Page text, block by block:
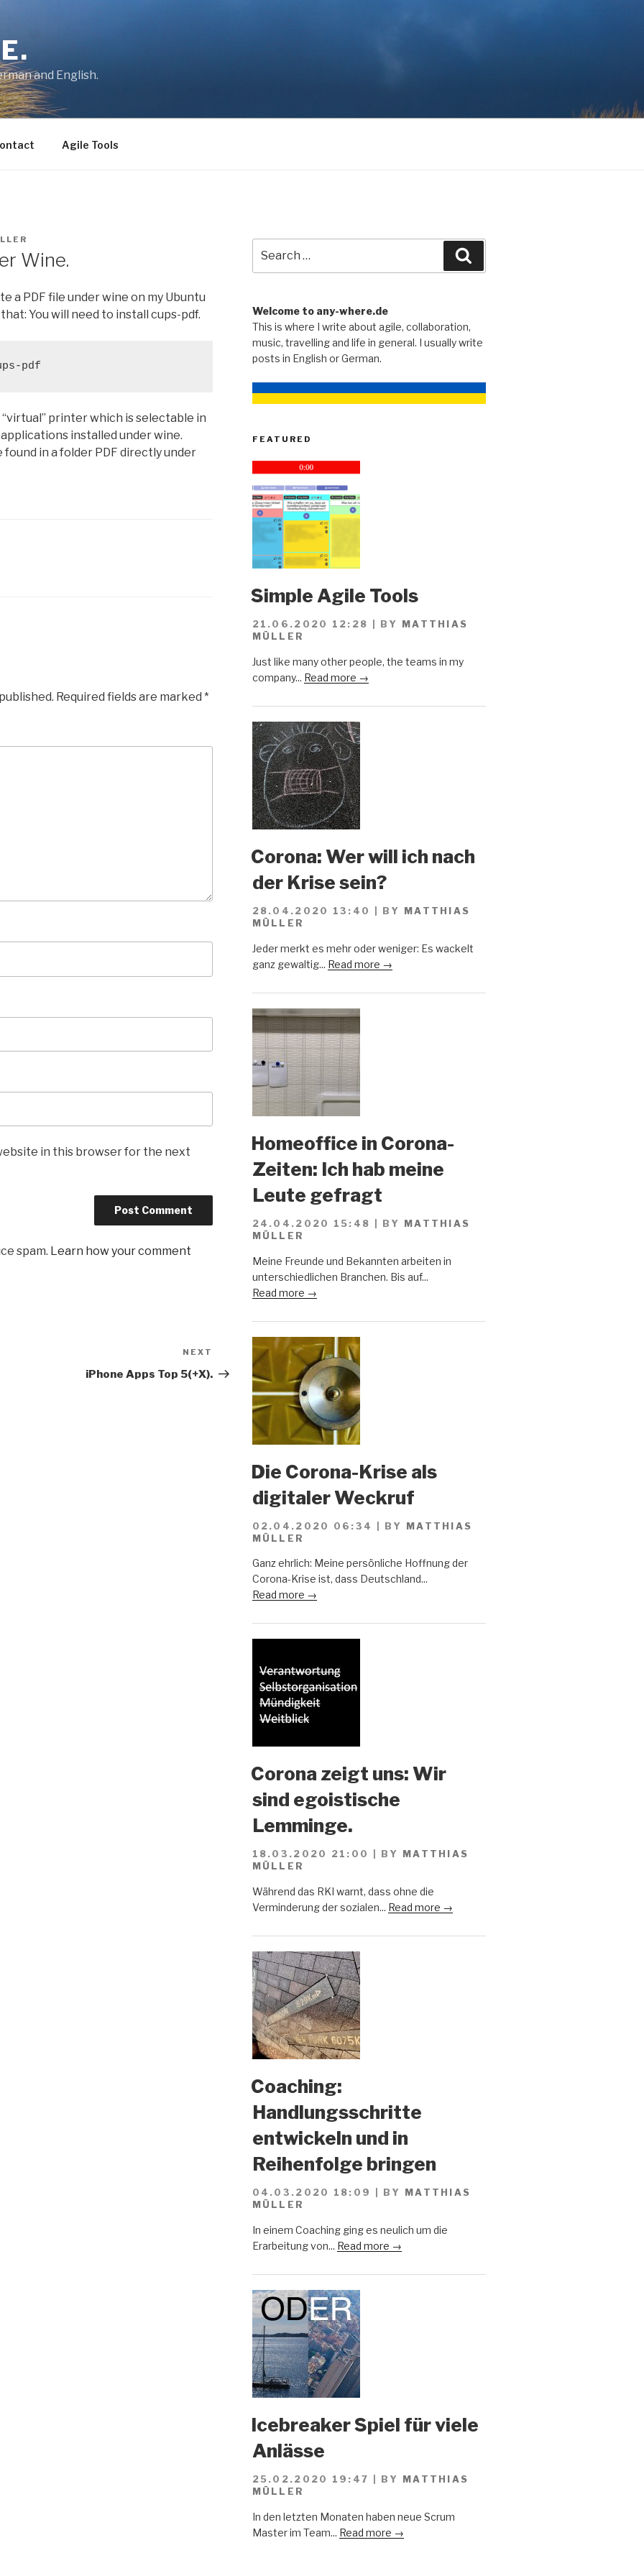
and English.
Agile Tools
Wine.
a PDF file under wine on my Ubuntu
You will need to install cups-pdf.
pdf
printer which is selectable in
installed under wine.
in a folder PDF directly under
Required fields are marked *
in this browser for the next
spam. Learn how your comment
Post
NEXT
iPhone Apps Top 5(+X).
for:
Welcome to any-where.de
This is where I write about agile, collaboration,
music, travelling and life in general. I usually write
posts in English or German.
FEATURED
Simple Agile Tools
21.06.2020 12:28 BY
MATTHIAS
MÜLLER
Just like many other people, the teams in my
company... Read more →
Corona: Wer will ich nach
der Krise sein?
28.04.2020 13:40 BY
MATTHIAS
MÜLLER
Jeder merkt es mehr oder weniger: Es wackelt
ganz gewaltig... Read more →
Homeoffice in Corona-
Zeiten: Ich hab meine
Leute gefragt
24.04.2020 15:48 BY
MATTHIAS
MÜLLER
Meine Freunde und Bekannten arbeiten in
unterschiedlichen Branchen. Bis auf...
Read more →
Die Corona-Krise als
digitaler Weckruf
02.04.2020 06:34 BY MATTHIAS
MÜLLER
Ganz ehrlich: Meine persönliche Hoffnung der
Corona-Krise ist, dass Deutschland...
Read more →
Corona zeigt uns: Wir
sind egoistische
Lemminge.
18.03.2020 21:00 BY
MATTHIAS
MÜLLER
Während das RKI warnt, dass ohne die
Verminderung der sozialen... Read more →
Coaching:
Handlungsschritte
entwickeln und in
Reihenfolge bringen
04.03.2020 18:09 BY
MATTHIAS
MÜLLER
In einem Coaching ging es neulich um die
Erarbeitung von... Read more →
Icebreaker Spiel für viele
Anlässe
25.02.2020 19:47 BY
MATTHIAS
MÜLLER
In den letzten Monaten haben neue Scrum
Master im Team... Read more →